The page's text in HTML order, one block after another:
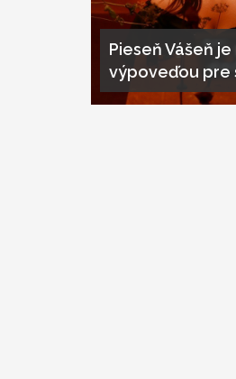
Pieseň Vášeň
výpoveďou pre